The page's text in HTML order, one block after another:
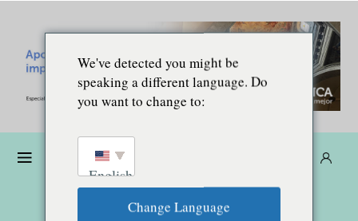
We've detected you might be
speaking a different language. Do
you want to change to:
English
Change Language